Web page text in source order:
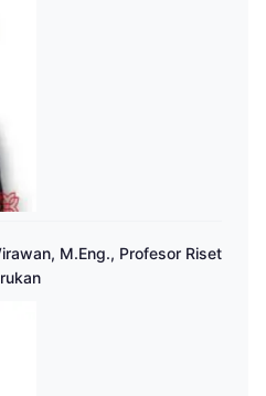
M.Eng., Profesor Riset